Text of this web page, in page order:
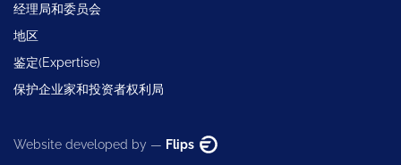
经理局和委员会
地区
鉴定(Expertise)
保护企业家和投资者权利局
Website developed by — Flips